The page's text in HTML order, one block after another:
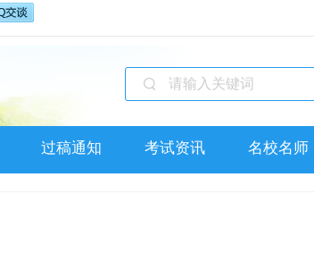
过稿通知 考试资讯 名校名师